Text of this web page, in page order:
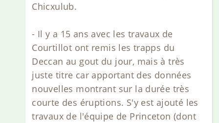
Chicxulub.
- Il y a 15 ans avec les travaux de
Courtillot ont remis les trapps du
Deccan au gout du jour, mais à très
juste titre car apportant des données
nouvelles montrant sur la durée très
courte des éruptions. S'y est ajouté les
travaux de l'équipe de Princeton (dont